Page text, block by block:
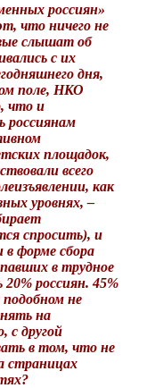
россиян»
что ничего не
слышат об
с их
дня,
поле, НКО
что и
россиянам
площадок,
всего
как
уровнях, –
спросить), и
форме сбора
в трудное
россиян. 45%
не
на
с другой
в том, что не
страницах